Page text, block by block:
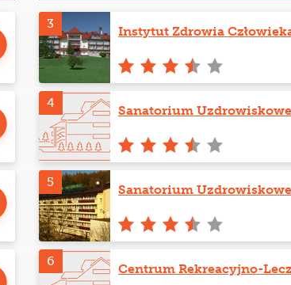
3
Instytut Zdrowia
4
Sanatorium
5
Sanatorium
6
Centrum Rekreacyjno-